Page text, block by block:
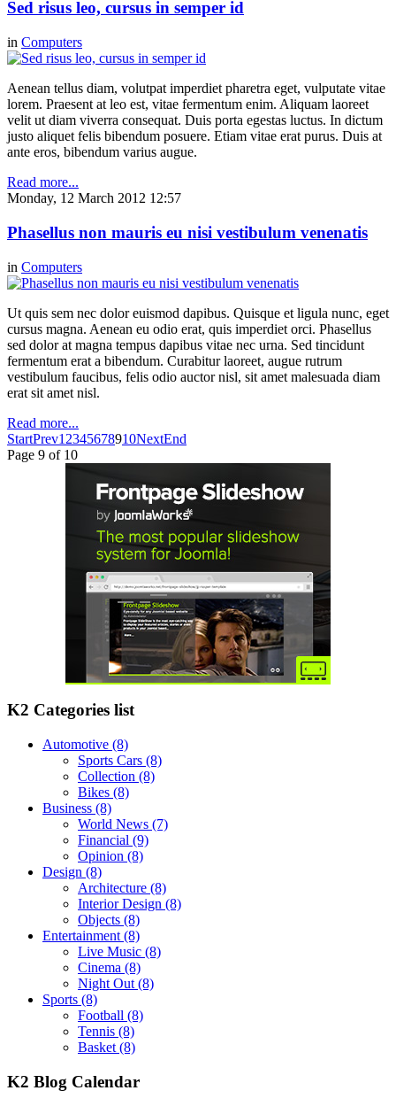
Sed risus leo, cursus in semper id
in Computers
Aenean tellus diam, volutpat imperdiet pharetra eget, vulputate vitae
lorem. Praesent at leo est, vitae fermentum enim. Aliquam laoreet
velit ut diam viverra consequat. Duis porta egestas luctus. In dictum
justo aliquet felis bibendum posuere. Etiam vitae erat purus. Duis at
ante eros, bibendum varius augue.
Read more...
Monday, 12 March 2012 12:57
Phasellus non mauris eu nisi vestibulum venenatis
in Computers
Ut quis sem nec dolor euismod dapibus. Quisque et ligula nunc, eget
cursus magna. Aenean eu odio erat, quis imperdiet orci. Phasellus
sed dolor at magna tempus dapibus vitae nec urna. Sed tincidunt
fermentum erat a bibendum. Curabitur laoreet, augue rutrum
vestibulum faucibus, felis odio auctor nisl, sit amet malesuada diam
erat sit amet nisl.
Read more...
StartPrev1 2345678910NextEnd
Page 9 of 10
K2 Categories list
Automotive (8)
Sports Cars (8)
Collection (8)
Bikes (8)
Business (8)
World News (7)
Financial (9)
Opinion (8)
Design (8)
Architecture (8)
Interior Design (8)
Objects (8)
Entertainment (8)
Live Music (8)
Cinema (8)
Night Out (8)
Sports (8)
Football (8)
Tennis (8)
Basket (8)
K2 Blog Calendar